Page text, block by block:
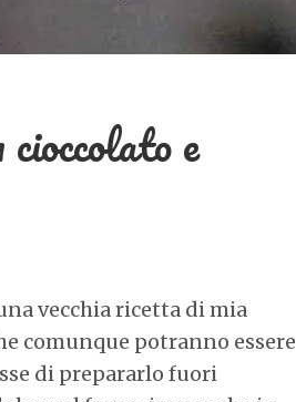
e
vecchia ricetta di mia
comunque potranno essere
di prepararlo fuori